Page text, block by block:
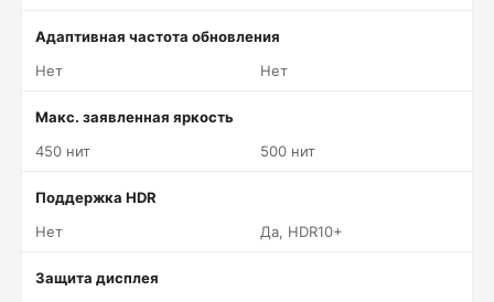
Адаптивная частота обновления
Нет
Нет
Макс. заявленная яркость
450 нит
500 нит
Поддержка HDR
Нет
Да, HDR10+
Защита дисплея